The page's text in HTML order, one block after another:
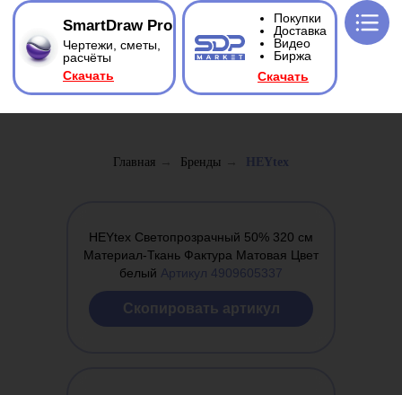
Ска чать
Чертежи, сметы,
расчёты
SmartDraw Pro
Скачать
Биржа
Главная → Бренды → HEYtex
HEYtex Светопрозрачный 50% 320 см
Материал-Ткань Фактура Матовая Цвет
белый Артикул 4909605337
Cкопировать артикул